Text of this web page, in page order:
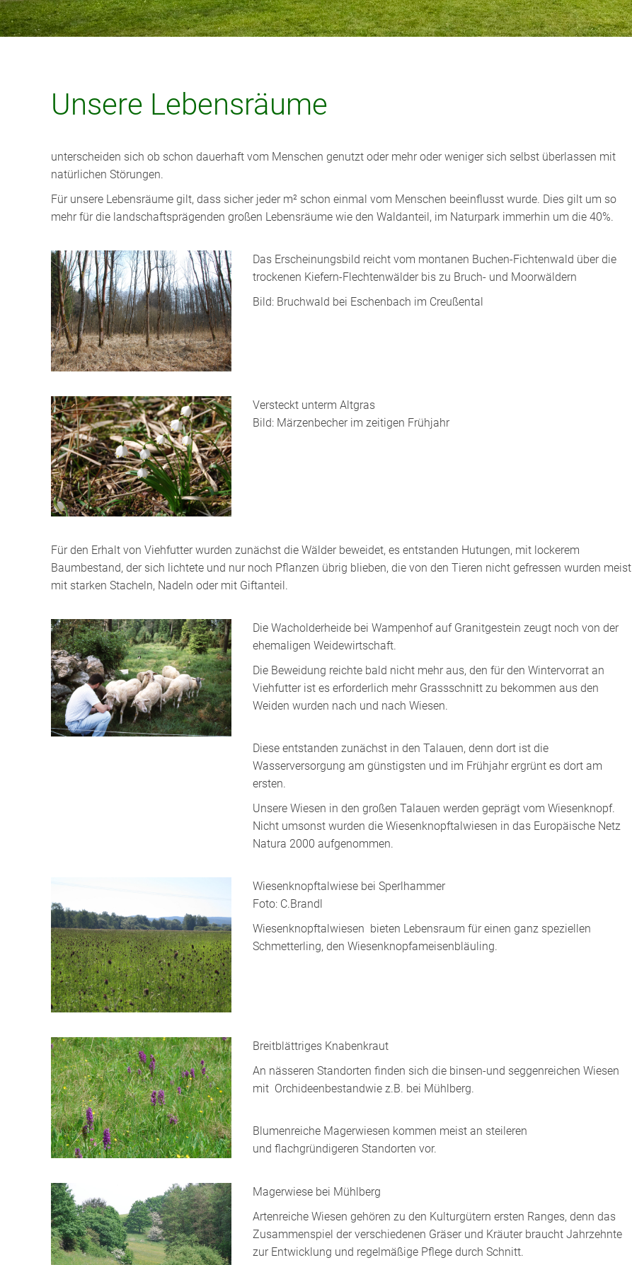
Unsere Lebensräume
unterscheiden sich ob schon dauerhaft vom Menschen genutzt oder mehr oder weniger sich selbst überlassen mit
natürlichen Störungen.
Für unsere Lebensräume gilt, dass sicher jeder m² schon einmal vom Menschen beeinflusst wurde. Dies gilt um so
mehr für die landschaftsprägenden großen Lebensräume wie den Waldanteil, im Naturpark immerhin um die 40%.
Das Erscheinungsbild reicht vom montanen Buchen-Fichtenwald über die
trockenen Kiefern-Flechtenwälder bis zu Bruch- und Moorwäldern
Bild: Bruchwald bei Eschenbach im Creußental
Versteckt unterm Altgras
Bild: Märzenbecher im zeitigen Frühjahr
Für den Erhalt von Viehfutter wurden zunächst die Wälder beweidet, es entstanden Hutungen, mit lockerem
Baumbestand, der sich lichtete und nur noch Pflanzen übrig blieben, die von den Tieren nicht gefressen wurden meist
mit starken Stacheln, Nadeln oder mit Giftanteil.
Die Wacholderheide bei Wampenhof auf Granitgestein zeugt noch von der
ehemaligen Weidewirtschaft.
Die Beweidung reichte bald nicht mehr aus, den für den Wintervorrat an
Viehfutter ist es erforderlich mehr Grassschnitt zu bekommen aus den
Weiden wurden nach und nach Wiesen.
Diese entstanden zunächst in den Talauen, denn dort ist die
Wasserversorgung am günstigsten und im Frühjahr ergrünt es dort am
ersten.
Unsere Wiesen in den großen Talauen werden geprägt vom Wiesenknopf.
Nicht umsonst wurden die Wiesenknopftalwiesen in das Europäische Netz
Natura 2000 aufgenommen.
Wiesenknopftalwiese bei Sperlhammer
Foto: C.Brandl
Wiesenknopftalwiesen bieten Lebensraum für einen ganz speziellen
Schmetterling, den Wiesenknopfameisenbläuling.
Breitblättriges Knabenkraut
An nässeren Standorten finden sich die binsen-und seggenreichen Wiesen
mit Orchideenbestandwie z.B. bei Mühlberg.
Blumenreiche Magerwiesen kommen meist an steileren
und flachgründigeren Standorten vor.
Magerwiese bei Mühlberg
Artenreiche Wiesen gehören zu den Kulturgütern ersten Ranges, denn das
Zusammenspiel der verschiedenen Gräser und Kräuter braucht Jahrzehnte
zur Entwicklung und regelmäßige Pflege durch Schnitt.